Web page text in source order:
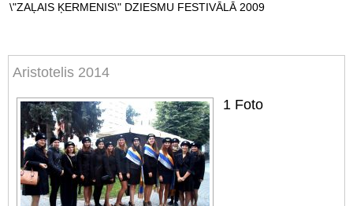
\"ZAĻAIS ĶERMENIS\" DZIESMU FESTIVĀLĀ 2009
Aristotelis 2014
1 Foto